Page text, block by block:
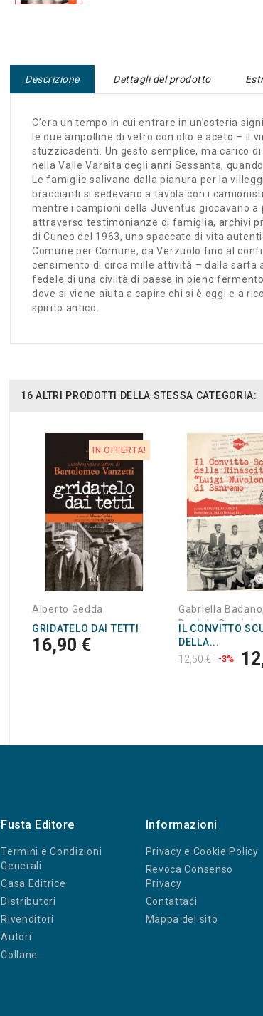
Descrizione Dettagli del prodotto
C’era un tempo in cui entrare in un’osteria
le due ampolline di vetro con olio e aceto – il
stuzzicadenti. Un gesto semplice, ma carico
nella Valle Varaita degli anni Sessanta,
Le famiglie salivano dalla pianura per la
braccianti si sedevano a tavola con i
mentre i campioni della Juventus giocavano
attraverso testimonianze di famiglia, archivi
di Cuneo del 1963, uno spaccato di vita
Comune per Comune, da Verzuolo fino al
censimento di circa mille attività – dalla sarta
fedele di una civiltà di paese in pieno
dove si viene aiuta a capire chi si è oggi e a
spirito antico.
16 ALTRI PRODOTTI DELLA STESSA CATEGORIA:
IN OFFERTA!
Alberto Gedda
GRIDATELO DAI TETTI
16,90 €
Gabriella Badano,
Daniela Cassini e
Clarke
IL CONVITTO
DELLA...
12,50 €
-3%
Fusta Editore
Termini e Condizioni
Generali
Casa Editrice
Distributori
Rivenditori
Autori
Collane
Informazioni
Privacy e Cookie Policy
Revoca Consenso
Privacy
Contattaci
Mappa del sito